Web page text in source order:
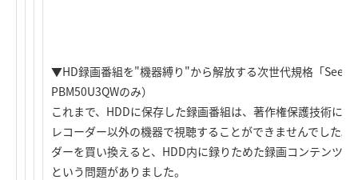
▼HD録画番組を"機器縛り"から解放する次世代規格「
PBM50U3QWのみ）
これまで、HDDに保存した録画番組は、著作権保護技術に
レコーダー以外の機器で視聴することができませんでした
ダーを買い換えると、HDD内に録りためた録画コンテンツ
という問題がありました。